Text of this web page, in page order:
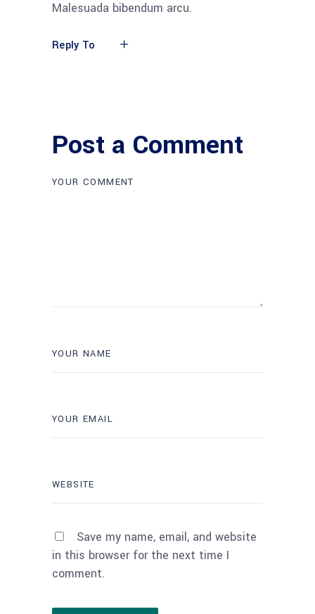
Malesuada bibendum arcu.
Reply To
Post a Comment
Save my name, email, and website
in this browser for the next time I
comment.